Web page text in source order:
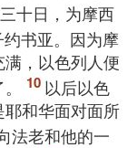
十日，为摩西
书亚。因为摩
，以色列人便
以后以色
和华面对面所
法老和他的一